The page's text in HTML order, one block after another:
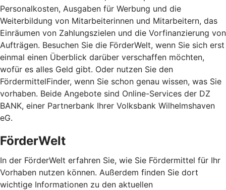
Personalkosten, Ausgaben für Werbung und die
Weiterbildung von Mitarbeiterinnen und Mitarbeitern, das
Einräumen von Zahlungszielen und die Vorfinanzierung von
Aufträgen. Besuchen Sie die FörderWelt, wenn Sie sich erst
einmal einen Überblick darüber verschaffen möchten,
wofür es alles Geld gibt. Oder nutzen Sie den
FördermittelFinder, wenn Sie schon genau wissen, was Sie
vorhaben. Beide Angebote sind Online-Services der DZ
BANK, einer Partnerbank Ihrer Volksbank Wilhelmshaven
eG.
FörderWelt
In der FörderWelt erfahren Sie, wie Sie Fördermittel für Ihr
Vorhaben nutzen können. Außerdem finden Sie dort
wichtige Informationen zu den aktuellen